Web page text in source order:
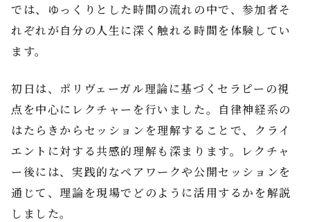
では、ゆっくりとした時間の流れの中で、参加者そ
れぞれが自分の人生に深く触れる時間を体験してい
ます。
初日は、ポリヴェーガル理論に基づくセラピーの視
点を中心にレクチャーを行いました。自律神経系の
はたらきからセッションを理解することで、クライ
エントに対する共感的理解も深まります。レクチャ
ー後には、実践的なペアワークや公開セッションを
通じて、理論を現場でどのように活用するかを解説
しました。